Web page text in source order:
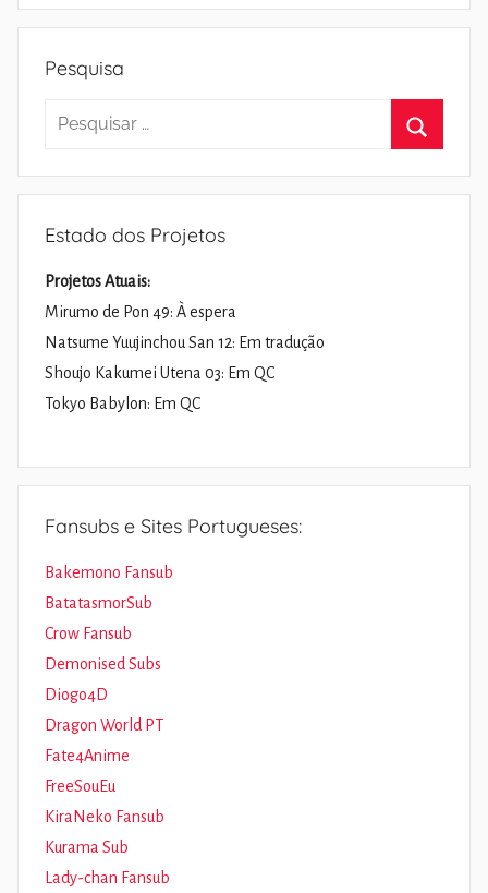
Pesquisa
Pesquisar
Estado dos Projetos
Projetos Atuais:
Mirumo de Pon 49: À espera
Natsume Yuujinchou San 12: Em tradução
Shoujo Kakumei Utena 03: Em QC
Tokyo Babylon: Em QC
Fansubs e Sites Portugueses:
Bakemono Fansub
BatatasmorSub
Crow Fansub
Demonised Subs
Diogo4D
Dragon World PT
Fate4Anime
FreeSouEu
KiraNeko Fansub
Kurama Sub
Lady-chan Fansub